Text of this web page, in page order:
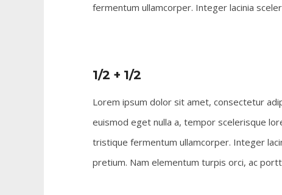
fermentum ullamcorper. Integer lacinia
1/2 + 1/2
Lorem ipsum dolor sit amet, consectetur
euismod eget nulla a, tempor scelerisque
tristique fermentum ullamcorper. Integer
pretium. Nam elementum turpis orci, ac